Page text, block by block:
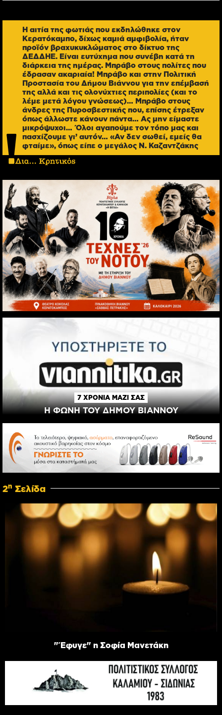
Η αιτία της φωτιάς που εκδηλώθηκε στον
Κερατόκαμπο, δίχως καμιά αμφιβολία, ήταν
προϊόν βραχυκυκλώματος στο δίκτυο της
ΔΕΔΔΗΕ. Είναι ευτύχημα που συνέβη κατά τη
διάρκεια της ημέρας. Μπράβο στους πολίτες που
έδρασαν ακαριαία! Μπράβο και στην Πολιτική
Προστασία του Δήμου Βιάννου για την επέμβασή
της αλλά και τις ολονύχτιες περιπολίες (και το
λέμε μετά λόγου γνώσεως)… Μπράβο στους
άνδρες της Πυροσβεστικής που, επίσης έτρεξαν
όπως άλλωστε κάνουν πάντα… Ας μην είμαστε
μικρόψυχοι… Όλοι αγαπούμε τον τόπο μας και
πασχίζουμε γι’ αυτόν… «Αν δεν σωθεί, εμείς θα
φταίμε», όπως είπε ο μεγάλος Ν. Καζαντζάκης
7 ΧΡΟΝΙΑ ΜΑΖΙ ΣΑΣ
Η ΦΩΝΗ ΤΟΥ ΔΗΜΟΥ ΒΙΑΝΝΟΥ
2η Σελίδα
"Έφυγε" η Σοφία Μανετάκη